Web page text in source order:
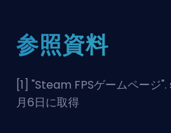
参照資料
[1] "Steam FPSゲームページ
月6日に取得